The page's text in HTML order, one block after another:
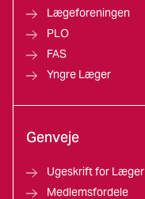
Lægeforeningen
PLO
FAS
Yngre Læger
Genveje
Ugeskrift for Læger
Medlemsfordele